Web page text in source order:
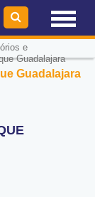
e
Guadalajara
Guadalajara